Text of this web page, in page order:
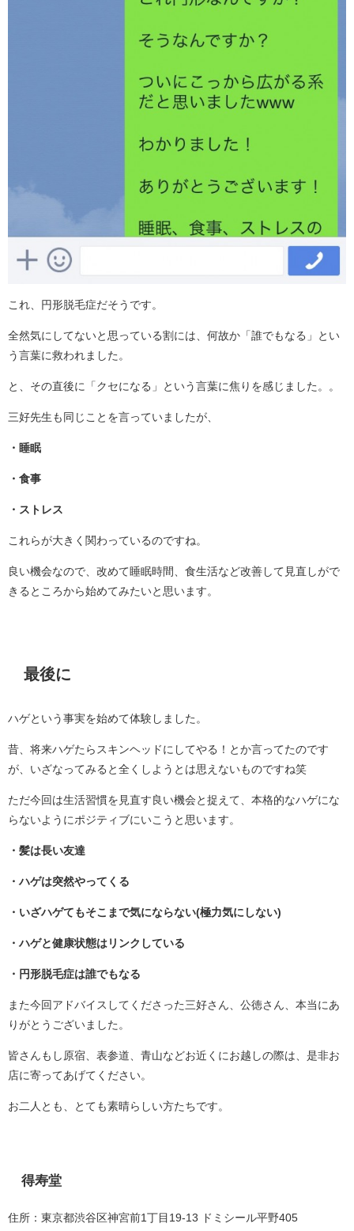
これ、円形脱毛症だそうです。
全然気にしてないと思っている割には、何故か「誰でもなる」とい
う言葉に救われました。
と、その直後に「クセになる」という言葉に焦りを感じました。。
三好先生も同じことを言っていましたが、
・睡眠
・食事
・ストレス
これらが大きく関わっているのですね。
良い機会なので、改めて睡眠時間、食生活など改善して見直しがで
きるところから始めてみたいと思います。
最後に
ハゲという事実を始めて体験しました。
昔、将来ハゲたらスキンヘッドにしてやる！とか言ってたのです
が、いざなってみると全くしようとは思えないものですね笑
ただ今回は生活習慣を見直す良い機会と捉えて、本格的なハゲにな
らないようにポジティブにいこうと思います。
・髪は長い友達
・ハゲは突然やってくる
・いざハゲてもそこまで気にならない(極力気にしない)
・ハゲと健康状態はリンクしている
・円形脱毛症は誰でもなる
また今回アドバイスしてくださった三好さん、公徳さん、本当にあ
りがとうございました。
皆さんもし原宿、表参道、青山などお近くにお越しの際は、是非お
店に寄ってあげてください。
お二人とも、とても素晴らしい方たちです。
得寿堂
住所：東京都渋谷区神宮前1丁目19-13 ドミシール平野405